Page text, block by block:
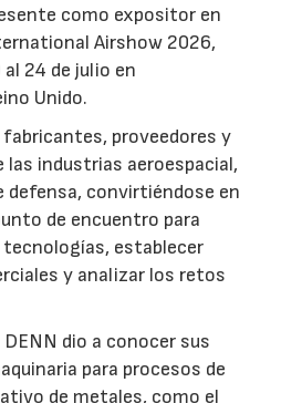
como expositor en
Airshow 2026,
24 de julio en
Unido.
fabricantes, proveedores y
las industrias aeroespacial,
defensa, convirtiéndose en
de encuentro para
establecer
y analizar los retos
dio a conocer sus
para procesos de
de metales, como el